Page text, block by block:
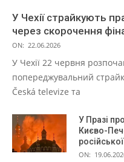
У Чехії страйкують
через скорочення
ON: 22.06.2026
У Чехії 22 червня
попереджувальний
Česká televize та
У Празі
Києво-
ON: